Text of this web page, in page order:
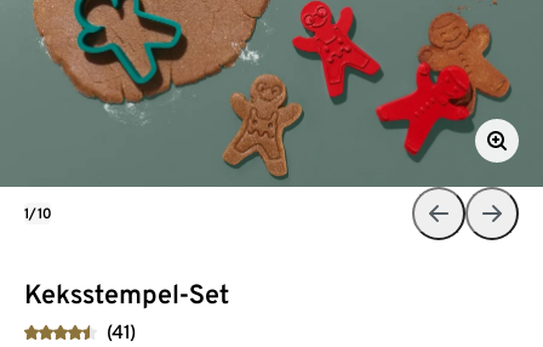
Keksstempel-Set
(41)
1/10